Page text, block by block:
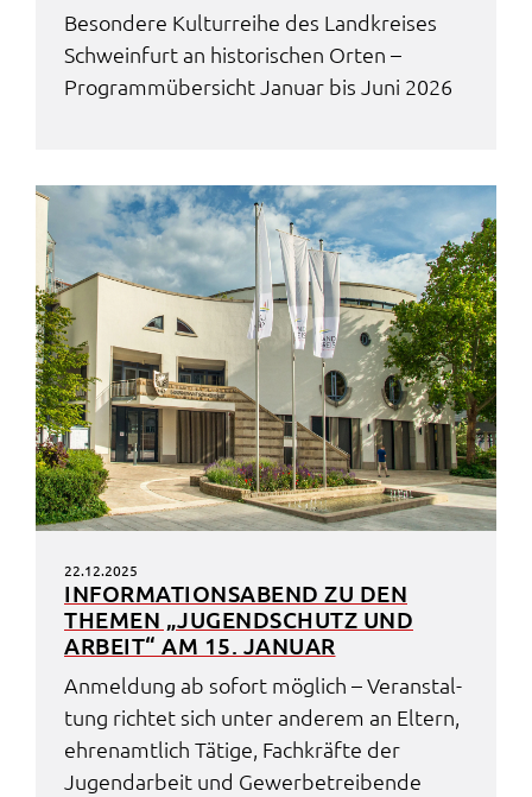
Beson­de­re Kultur­rei­he des Land­krei­ses
Schwein­furt an histo­ri­schen Orten –
Programm­über­sicht Janu­ar bis Juni 2026
22.12.2025
INFOR­MA­TI­ONS­ABEND ZU DEN
THEMEN „JUGEND­SCHUTZ UND
ARBEIT“ AM 15. JANU­AR
Anmel­dung ab sofort möglich – Veran­stal­
tung rich­tet sich unter ande­rem an Eltern,
ehren­amt­lich Täti­ge, Fach­kräf­te der
Jugend­ar­beit und Gewer­be­trei­ben­de